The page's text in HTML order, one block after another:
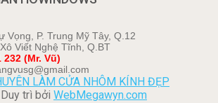
Vọng, P. Trung Mỹ Tây, Q.12
Viết Nghệ Tĩnh, Q.BT
232 (Mr. Vũ)
LÀM CỬA NHÔM KÍNH ĐẸP
trì bởi WebMegawyn.com